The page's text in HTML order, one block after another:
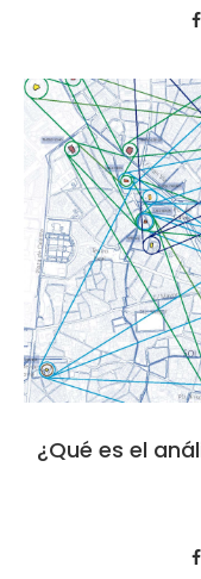
¿Qué es el